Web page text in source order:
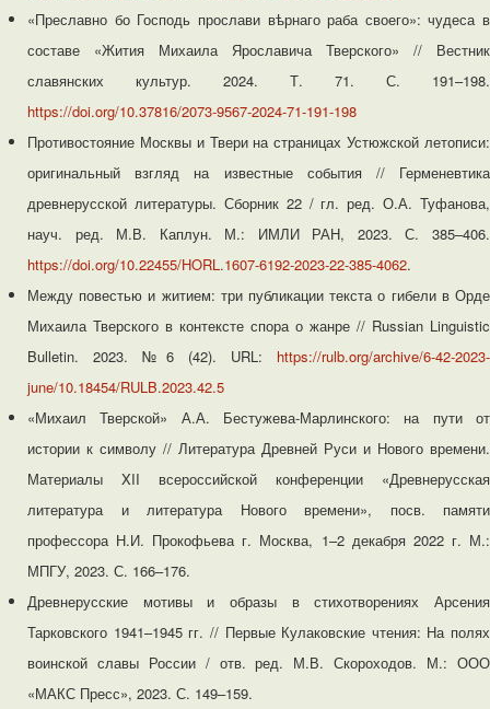
«Преславно бо Господь прослави вѣрнаго раба своего»: чудеса в
составе «Жития Михаила Ярославича Тверского» // Вестник
славянских культур. 2024. Т. 71. С. 191–198.
https://doi.org/10.37816/2073-9567-2024-71-191-198
Противостояние Москвы и Твери на страницах Устюжской летописи:
оригинальный взгляд на известные события // Герменевтика
древнерусской литературы. Сборник 22 / гл. ред. О.А. Туфанова,
науч. ред. М.В. Каплун. М.: ИМЛИ РАН, 2023. С. 385–406.
https://doi.org/10.22455/HORL.1607-6192-2023-22-385-4062.
Между повестью и житием: три публикации текста о гибели в Орде
Михаила Тверского в контексте спора о жанре // Russian Linguistic
Bulletin. 2023. №6 (42). URL: https://rulb.org/archive/6-42-2023-
june/10.18454/RULB.2023.42.5
«Михаил Тверской» А.А. Бестужева-Марлинского: на пути от
истории к символу // Литература Древней Руси и Нового времени.
Материалы XII всероссийской конференции «Древнерусская
литература и литература Нового времени», посв. памяти
профессора Н.И. Прокофьева г. Москва, 1–2 декабря 2022 г. М.:
МПГУ, 2023. С. 166–176.
Древнерусские мотивы и образы в стихотворениях Арсения
Тарковского 1941–1945 гг. // Первые Кулаковские чтения: На полях
воинской славы России / отв. ред. М.В. Скороходов. М.: ООО
«МАКС Пресс», 2023. С. 149–159.